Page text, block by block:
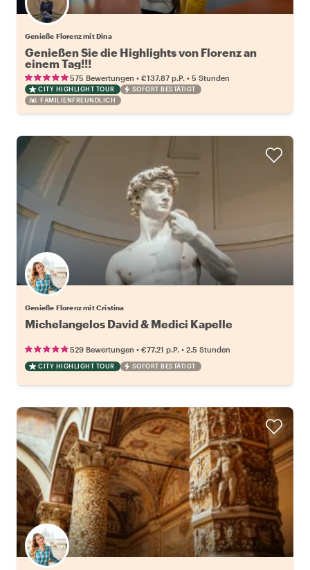
Genieße Florenz mit Dina
Genießen Sie die Highlights von Florenz an
einem Tag!!!
575 Bewertungen • €137.87 p.P. • 5 Stunden
CITY HIGHLIGHT TOUR
SOFORT BESTÄTIGT
FAMILIENFREUNDLICH
Genieße Florenz mit Cristina
Michelangelos David & Medici Kapelle
529 Bewertungen • €77.21 p.P. • 2.5 Stunden
CITY HIGHLIGHT TOUR SOFORT BESTÄTIGT